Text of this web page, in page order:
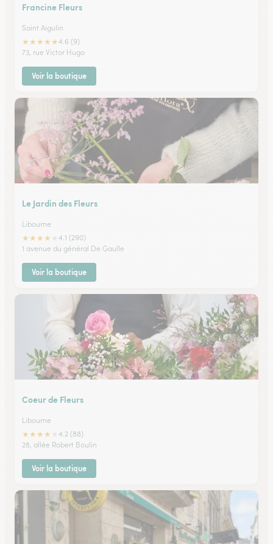
Francine Fleurs
Saint Aigulin
★★★★★4.6 (9)
73, rue Victor Hugo
Voir la boutique
Le Jardin des Fleurs
Libourne
★★★★
4.1 (290)
1 avenue du général De Gaulle
Voir la boutique
Coeur de Fleurs
Libourne
★★★★
4.2 (88)
28, allée Robert Boulin
Voir la boutique